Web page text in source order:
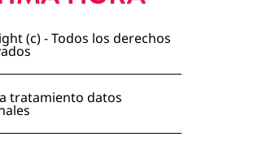
(c) - Todos los derechos
tratamiento datos